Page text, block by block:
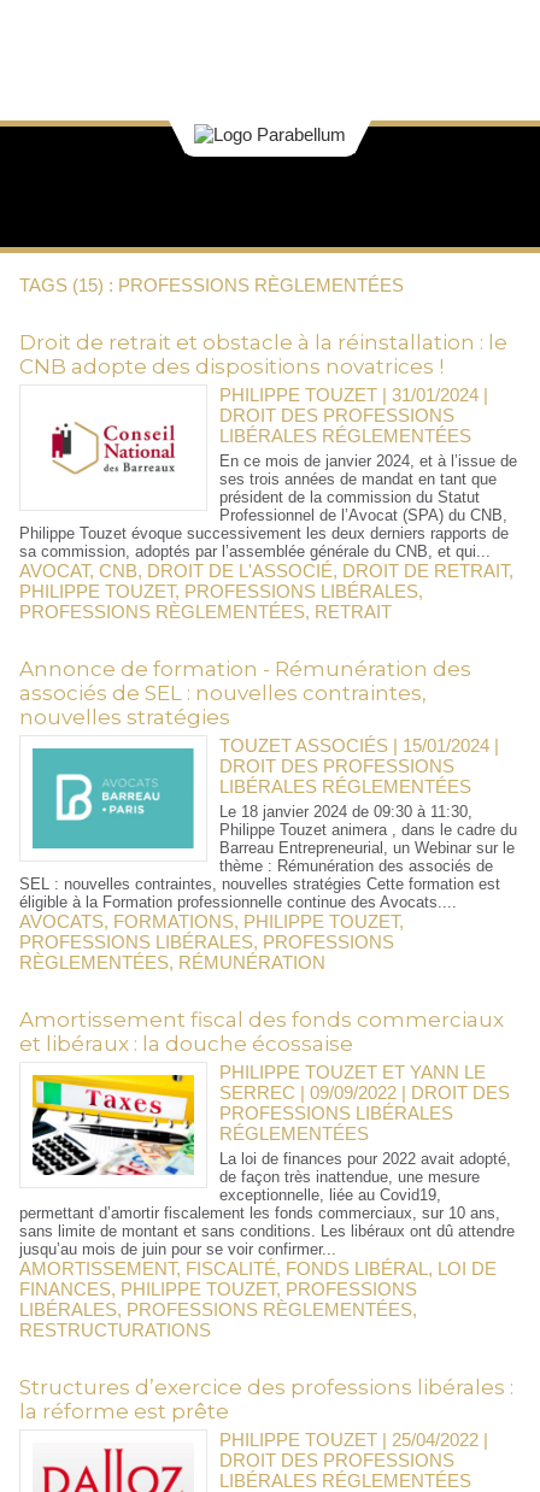
TAGS (15) : PROFESSIONS RÈGLEMENTÉES
Droit de retrait et obstacle à la réinstallation : le
CNB adopte des dispositions novatrices !
PHILIPPE TOUZET | 31/01/2024 |
DROIT DES PROFESSIONS
LIBÉRALES RÉGLEMENTÉES
En ce mois de janvier 2024, et à l’issue de
ses trois années de mandat en tant que
président de la commission du Statut
Professionnel de l’Avocat (SPA) du CNB,
Philippe Touzet évoque successivement les deux derniers rapports de
sa commission, adoptés par l’assemblée générale du CNB, et qui...
AVOCAT, CNB, DROIT DE L'ASSOCIÉ, DROIT DE RETRAIT,
PHILIPPE TOUZET, PROFESSIONS LIBÉRALES,
PROFESSIONS RÈGLEMENTÉES, RETRAIT
Annonce de formation - Rémunération des
associés de SEL : nouvelles contraintes,
nouvelles stratégies
TOUZET ASSOCIÉS | 15/01/2024 |
DROIT DES PROFESSIONS
LIBÉRALES RÉGLEMENTÉES
Le 18 janvier 2024 de 09:30 à 11:30,
Philippe Touzet animera , dans le cadre du
Barreau Entrepreneurial, un Webinar sur le
thème : Rémunération des associés de
SEL : nouvelles contraintes, nouvelles stratégies Cette formation est
éligible à la Formation professionnelle continue des Avocats....
AVOCATS, FORMATIONS, PHILIPPE TOUZET,
PROFESSIONS LIBÉRALES, PROFESSIONS
RÈGLEMENTÉES, RÉMUNÉRATION
Amortissement fiscal des fonds commerciaux
et libéraux : la douche écossaise
PHILIPPE TOUZET ET YANN LE
SERREC | 09/09/2022 | DROIT DES
PROFESSIONS LIBÉRALES
RÉGLEMENTÉES
La loi de finances pour 2022 avait adopté,
de façon très inattendue, une mesure
exceptionnelle, liée au Covid19,
permettant d’amortir fiscalement les fonds commerciaux, sur 10 ans,
sans limite de montant et sans conditions. Les libéraux ont dû attendre
jusqu’au mois de juin pour se voir confirmer...
AMORTISSEMENT, FISCALITÉ, FONDS LIBÉRAL , LOI DE
FINANCES, PHILIPPE TOUZET, PROFESSIONS
LIBÉRALES, PROFESSIONS RÈGLEMENTÉES,
RESTRUCTURATIONS
Structures d’exercice des professions libérales :
la réforme est prête
PHILIPPE TOUZET | 25/04/2022 |
DROIT DES PROFESSIONS
LIBÉRALES RÉGLEMENTÉES